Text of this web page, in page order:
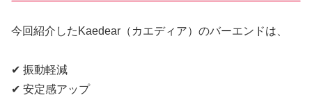
今回紹介したKaedear（カエディア）のバーエンドは、
✔ 振動軽減
✔ 安定感アップ